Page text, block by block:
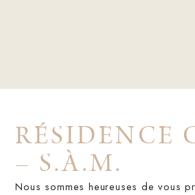
RÉSIDENCE
– S.À.M.
Nous sommes heureuses de vous